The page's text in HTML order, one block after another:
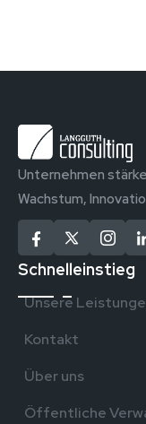
Unternehmen
Wachstum,
Schnelleinstieg
Unsere
Kontakt
Über uns
Öffentliche